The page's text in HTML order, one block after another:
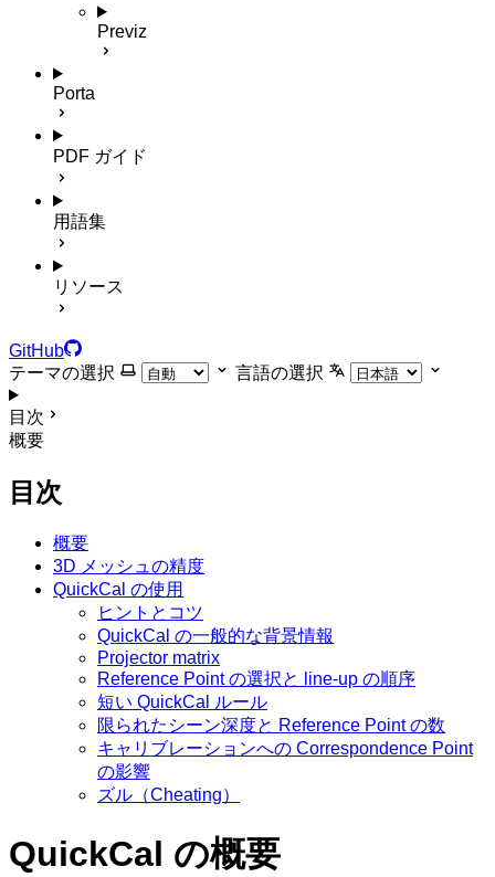
Previz
Porta
PDF ガイド
用語集
リソース
GitHub
テーマの選択
言語の選択
目次
概要
目次
概要
3D メッシュの精度
QuickCal の使用
ヒントとコツ
QuickCal の一般的な背景情報
Projector matrix
Reference Point の選択と line-up の順序
短い QuickCal ルール
限られたシーン深度と Reference Point の数
キャリブレーションへの Correspondence Point
の影響
ズル（Cheating）
QuickCal の概要